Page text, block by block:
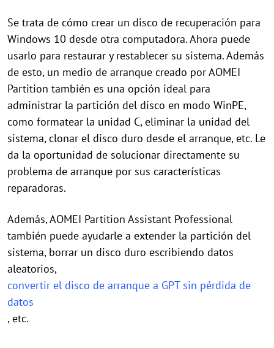
Se trata de cómo crear un disco de recuperación para
Windows 10 desde otra computadora. Ahora puede
usarlo para restaurar y restablecer su sistema. Además
de esto, un medio de arranque creado por AOMEI
Partition también es una opción ideal para
administrar la partición del disco en modo WinPE,
como formatear la unidad C, eliminar la unidad del
sistema, clonar el disco duro desde el arranque, etc. Le
da la oportunidad de solucionar directamente su
problema de arranque por sus características
reparadoras.
Además, AOMEI Partition Assistant Professional
también puede ayudarle a extender la partición del
sistema, borrar un disco duro escribiendo datos
aleatorios,
convertir el disco de arranque a GPT sin pérdida de
datos
, etc.